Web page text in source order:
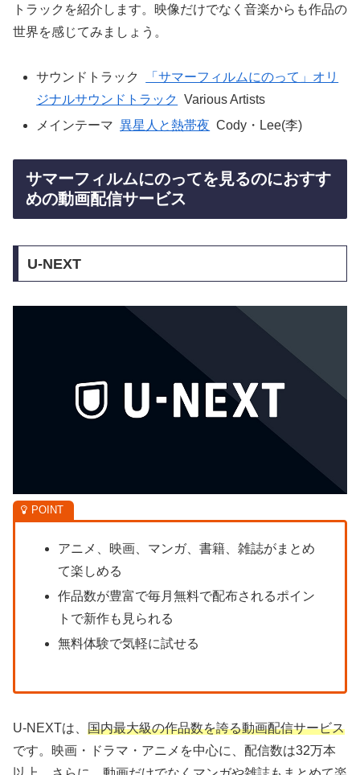
トラックを紹介します。映像だけでなく音楽からも作品の
世界を感じてみましょう。
サウンドトラック
「サマーフィルムにのって」オリ
ジナルサウンドトラック Various Artists
メインテーマ 異星人と熱帯夜 Cody・Lee(李)
サマーフィルムにのってを見るのにおすす
めの動画配信サービス
U-NEXT
アニメ、映画、マンガ、書籍、雑誌がまとめ
て楽しめる
作品数が豊富で毎月無料で配布されるポイン
トで新作も見られる
無料体験で気軽に試せる
U-NEXTは、 国内最大級の作品数を誇る動画配信サービス
です。映画・ドラマ・アニメを中心に、配信数は32万本